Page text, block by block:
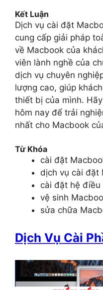
Kết Luận
Dịch vụ cài đặt
cung cấp giải pháp
về Macbook của
viên lành nghề của
dịch vụ chuyên
lượng cao, giúp
thiết bị của mình.
hôm nay để trải
nhất cho Macbook
Từ Khóa
cài đặt
dịch vụ cài đặt
cài đặt hệ điều
vệ sinh
sửa chữa
Dịch Vụ Cài